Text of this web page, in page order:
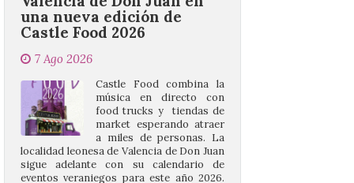
7 Ago 2026
Castle Food combina la
market esperando atraer
a miles de personas. La
localidad leonesa de Valencia de Don Juan
sigue adelante con su calendario de
eventos veraniegos para este año 2026.
[…]